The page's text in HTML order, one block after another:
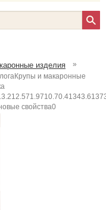
изделия
»
и макаронные
свойства0